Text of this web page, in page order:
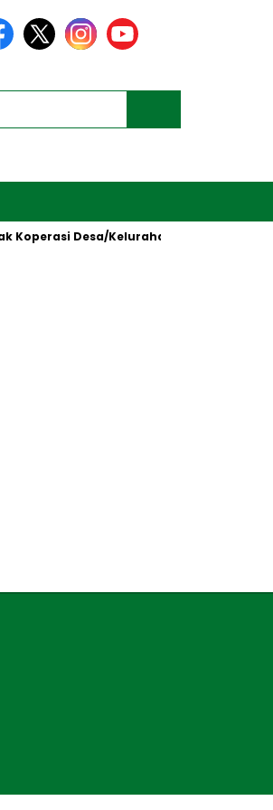
Desa/Kelurahan Merah Putih oleh